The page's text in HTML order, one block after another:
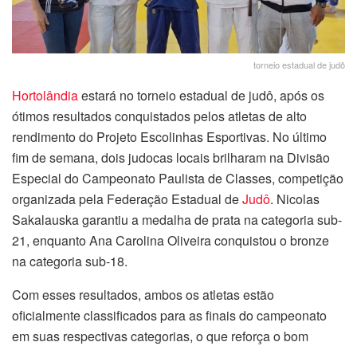
torneio estadual de judô
Hortolândiaestará no torneio estadual de judô, após os
ótimos resultados conquistados pelos atletas de alto
rendimento do Projeto Escolinhas Esportivas. No último
fim de semana, dois judocas locais brilharam na Divisão
Especial do Campeonato Paulista de Classes, competição
organizada pela Federação Estadual deJudô. Nicolas
Sakalauska garantiu a medalha de prata na categoria sub-
21, enquanto Ana Carolina Oliveira conquistou o bronze
na categoria sub-18.
Com esses resultados, ambos os atletas estão
oficialmente classificados para as finais do campeonato
em suas respectivas categorias, o que reforça o bom